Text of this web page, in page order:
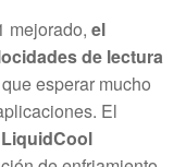
mejorado, el
de lectura
esperar mucho
El
LiquidCool